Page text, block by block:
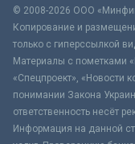
© 2008-2026 ООО
Копирование и
только с гиперссылкой
Материалы с пометками
«Спецпроект», «Новости
понимании Закона
ответственность несёт
Информация на данной